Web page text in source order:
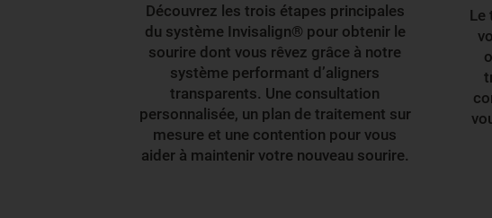
Découvrez les trois étapes principales
du système Invisalign® pour obtenir le
sourire dont vous rêvez grâce à notre
système performant d’aligners
transparents. Une consultation
personnalisée, un plan de traitement sur
mesure et une contention pour vous
aider à maintenir votre nouveau sourire.
Le